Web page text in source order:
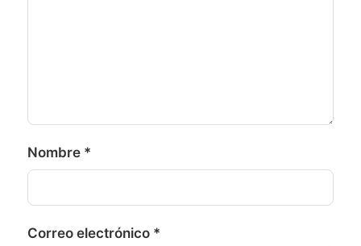
Nombre *
Correo electrónico *